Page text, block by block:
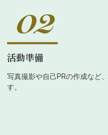
活動準備
写真撮影や自己PRの作成など
す。